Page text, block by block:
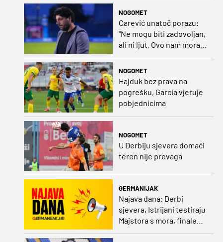
NOGOMET
Carević unatoč porazu:
"Ne mogu biti zadovoljan,
ali ni ljut. Ovo nam mora
NOGOMET
Hajduk bez prava na
pogrešku, Garcia vjeruje
pobjednicima
NOGOMET
U Derbiju sjevera domaći
teren nije prevaga
GERMANIJAK
Najava dana: Derbi
sjevera, Istrijani testiraju
Majstora s mora, finale